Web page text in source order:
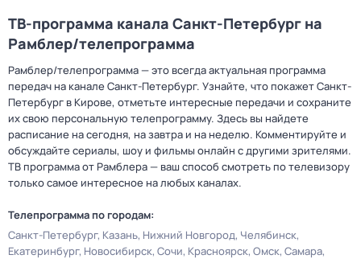
ТВ-программа канала Санкт-Петербург на
Рамблер/телепрограмма
Рамблер/телепрограмма — это всегда актуальная программа
передач на канале Санкт-Петербург. Узнайте, что покажет Санкт-
Петербург в Кирове, отметьте интересные передачи и сохраните
их свою персональную телепрограмму. Здесь вы найдете
расписание на сегодня, на завтра и на неделю. Комментируйте и
обсуждайте сериалы, шоу и фильмы онлайн с другими зрителями.
ТВ программа от Рамблера — ваш способ смотреть по телевизору
только самое интересное на любых каналах.
Телепрограмма по городам:
Санкт-Петербург Казань Нижний Новгород Челябинск
Екатеринбург Новосибирск Сочи Красноярск Омск Самара